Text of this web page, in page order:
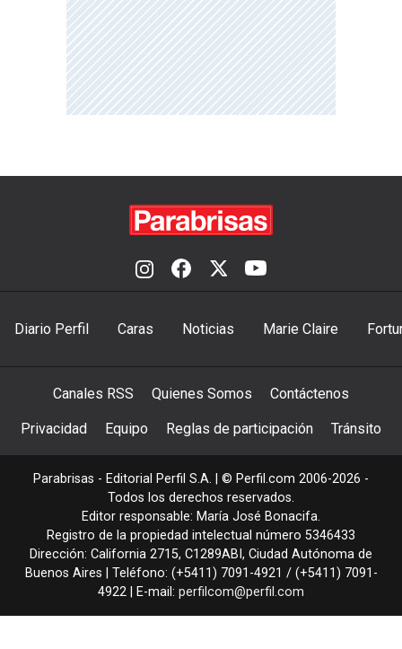
Diario Perfil Caras Noticias Marie Claire
Canales RSS Quienes Somos Contáctenos
Privacidad Equipo Reglas de participación Tránsito
Parabrisas - Editorial Perfil S.A. | © Perfil.com 2006-2026 -
Todos los derechos reservados.
Editor responsable: María José Bonacifa.
Registro de la propiedad intelectual número 5346433
Dirección: California 2715, C1289ABI , Ciudad Autónoma de
Buenos Aires | Teléfono: (+5411) 7091-4921 / (+5411) 7091-
4922 | E-mail: perfilcom@perfil.com